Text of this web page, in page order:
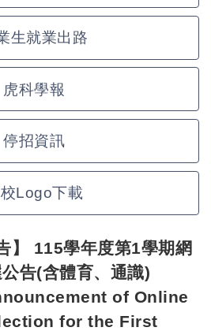
生就業出路
虎科學報
停招資訊
Logo下載
】 115學年度第1學期網
告(含體育、通識)
of Online
for the First